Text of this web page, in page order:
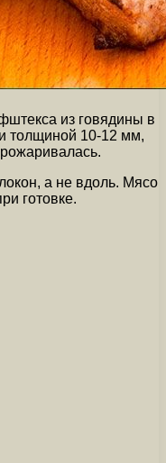
из говядины в
толщиной 10-12 мм,
а не вдоль. Мясо
готовке.